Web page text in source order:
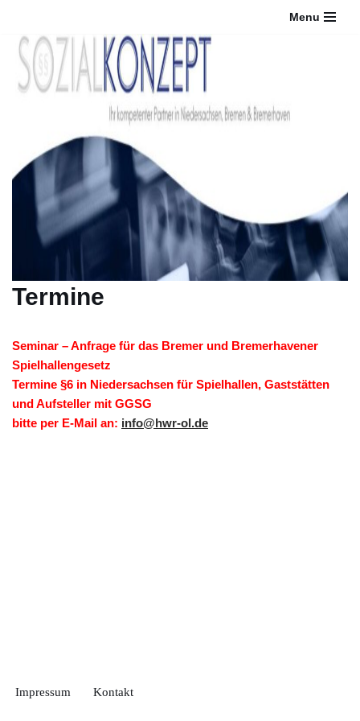
Zum
Inhalt
springen
Menu
Termine
Seminar – Anfrage für das Bremer und Bremerhavener
Spielhallengesetz
Termine §6 in Niedersachsen für Spielhallen, Gaststätten
und Aufsteller mit GGSG
bitte per E-Mail an: info@hwr-ol.de
Impressum Kontakt